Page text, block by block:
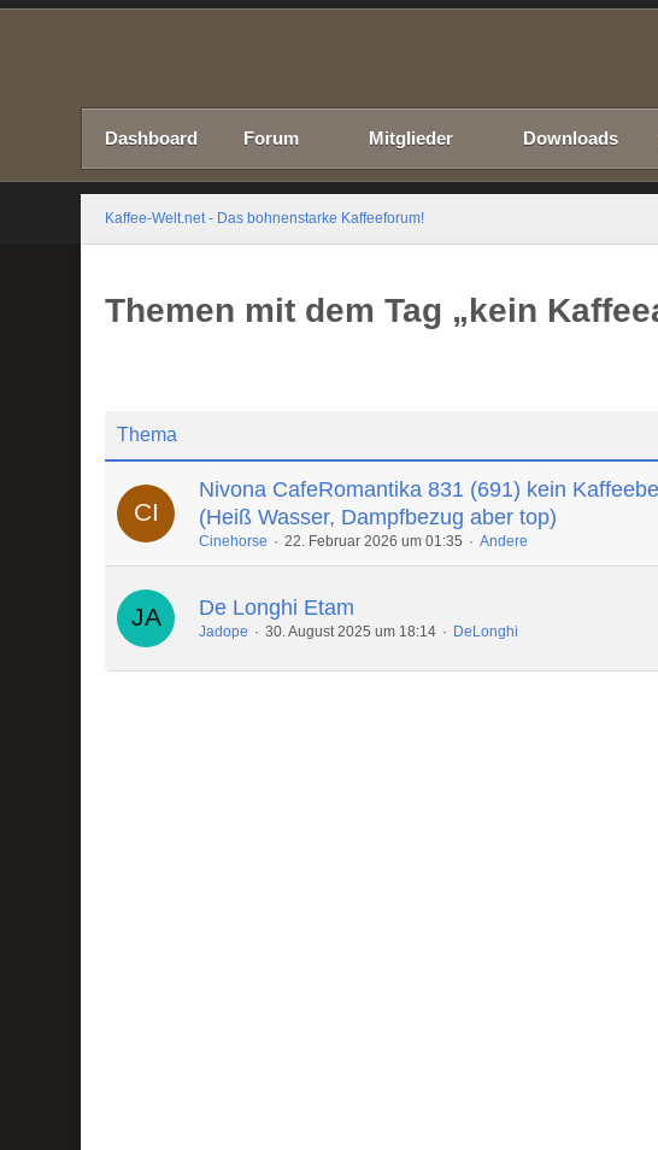
Dashboard Forum Mitglieder Downloads
Kaffee-Welt.net - Das bohnenstarke Kaffeeforum!
Themen mit dem Tag „kein
Thema
Nivona CafeRomantika 831 (691) kein
(Heiß Wasser, Dampfbezug aber top)
Cinehorse 22. Februar 2026 um 01:35 Andere
De Longhi Etam
Jadope 30. August 2025 um 18:14 DeLonghi